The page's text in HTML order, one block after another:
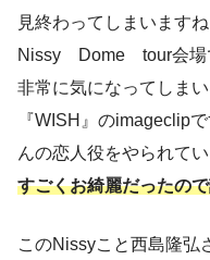
見終わってしまいます
Nissy Dome tour会場
非常に気になってしま
『WISH』のimageclip
んの恋人役をやられて
すごくお綺麗だったの
このNissyこと西島隆弘